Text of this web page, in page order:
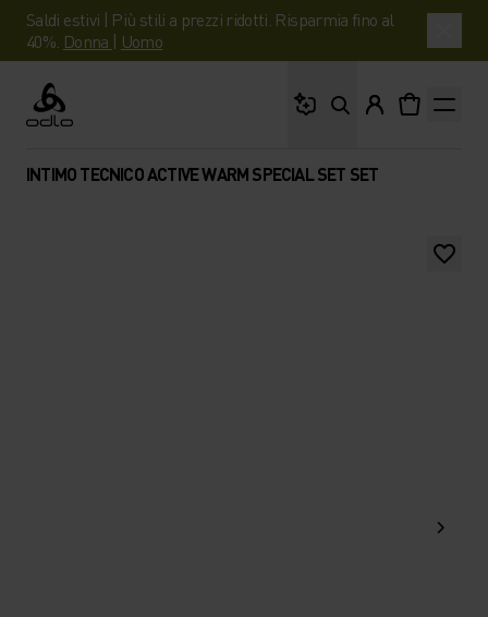
Saldi estivi | Più stili a prezzi ridotti. Risparmia fino al
40%. Donna | Uomo
Odlo
INTIMO TECNICO ACTIVE WARM SPECIAL SET SET